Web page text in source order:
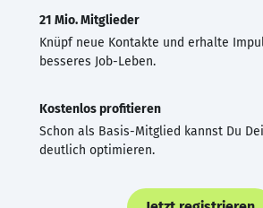
21 Mio. Mitglieder
Knüpf neue Kontakte und erhalte
besseres Job-Leben.
Kostenlos profitieren
Schon als Basis-Mitglied kannst Du
deutlich optimieren.